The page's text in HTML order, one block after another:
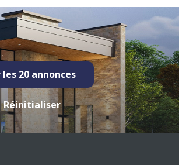
les 20annonces
Réinitialiser